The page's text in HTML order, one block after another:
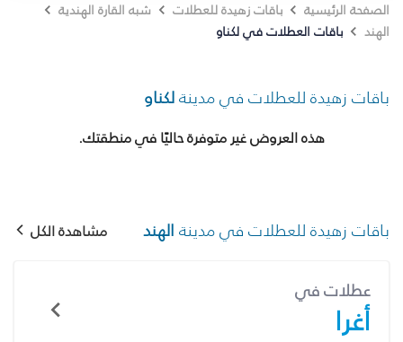
الصفحة الرئيسية باقات زهيدة للعطلات
شبه القارة الهندية
الهند
باقات العطلات في لكناو
باقات زهيدة للعطلات في مدينةلكناو
هذه العروض غير متوفرة حاليًا في منطقتك.
باقات زهيدة للعطلات في مدينة الهند مشاهدة الكل
عطلات في
أغرا